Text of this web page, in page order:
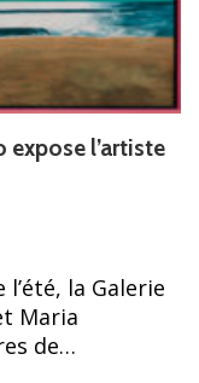
expose l’artiste
la Galerie
Maria
de…